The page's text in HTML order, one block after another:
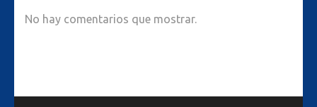
No hay comentarios que mostrar.